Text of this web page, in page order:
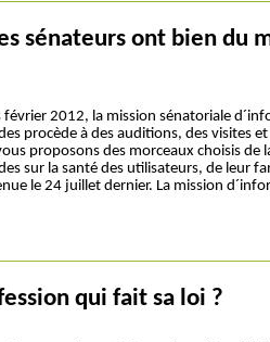
sénateurs ont bien du
février 2012, la mission sénatoriale
procède à des auditions, des visites et
proposons des morceaux choisis de
sur la santé des utilisateurs, de leur
le 24 juillet dernier. La mission
qui fait sa loi ?